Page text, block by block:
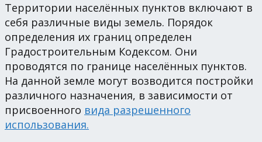
Территории населённых пунктов включают в
себя различные виды земель. Порядок
определения их границ определен
Градостроительным Кодексом. Они
проводятся по границе населённых пунктов.
На данной земле могут возводится постройки
различного назначения, в зависимости от
присвоенного вида разрешенного
использования.